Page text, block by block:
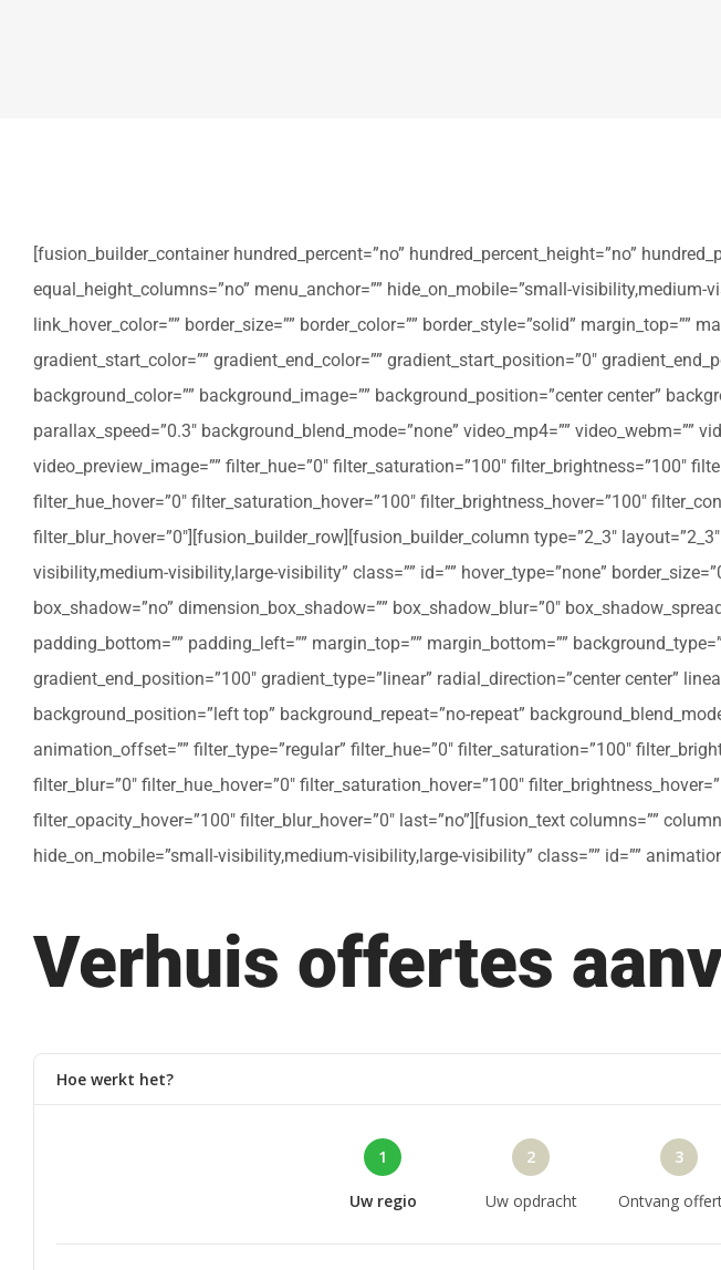
[fusion_builder_container hundred_percent=”no” hundred_percent_height=”no”
equal_height_columns=”no” menu_anchor=”” hide_on_mobile=”small-visibility,medium-
link_hover_color=”” border_size=”” border_color=”” border_style=”solid” margin_top=””
gradient_start_color=”” gradient_end_color=”” gradient_start_position=”0″
background_color=”” background_image=”” background_position=”center center”
parallax_speed=”0.3″ background_blend_mode=”none” video_mp4=”” video_webm=””
video_preview_image=”” filter_hue=”0″ filter_saturation=”100″ filter_brightness=”100″
filter_hue_hover=”0″ filter_saturation_hover=”100″ filter_brightness_hover=”100″
filter_blur_hover=”0″][fusion_builder_row][fusion_builder_column type=”2_3″
visibility,medium-visibility,large-visibility” class=”” id=”” hover_type=”none”
box_shadow=”no” dimension_box_shadow=”” box_shadow_blur=”0″
padding_bottom=”” padding_left=”” margin_top=”” margin_bottom=””
gradient_end_position=”100″ gradient_type=”linear” radial_direction=”center center”
background_position=”left top” background_repeat=”no-repeat”
animation_offset=”” filter_type=”regular” filter_hue=”0″ filter_saturation=”100″
filter_blur=”0″ filter_hue_hover=”0″ filter_saturation_hover=”100″
filter_opacity_hover=”100″ filter_blur_hover=”0″ last=”no”][fusion_text columns=””
hide_on_mobile=”small-visibility,medium-visibility,large-visibility” class=”” id=””
Verhuis offertes